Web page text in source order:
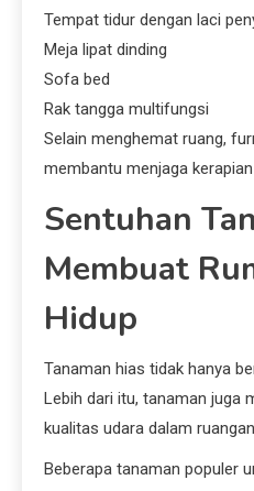
Tempat tidur dengan laci
Meja lipat dinding
Sofa bed
Rak tangga multifungsi
Selain menghemat ruang,
membantu menjaga
Sentuhan
Membuat
Hidup
Tanaman hias tidak hanya
Lebih dari itu, tanaman juga
kualitas udara dalam
Beberapa tanaman populer